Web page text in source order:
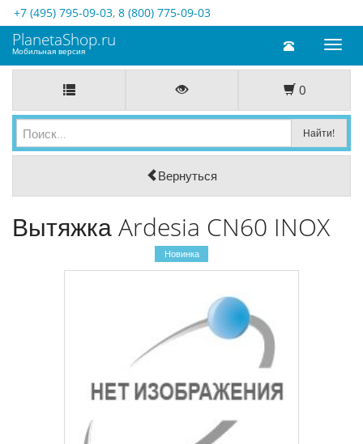
+7 (495) 795-09-03, 8 (800) 775-09-03
Toggle
PlanetaShop.ru
Мобильная версия
0
Вернуться
Вытяжка Ardesia CN60 INOX
Новинка